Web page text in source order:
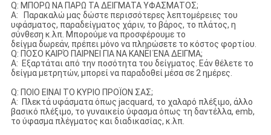
Q: ΜΠΟΡΩ ΝΑ ΠΑΡΩ ΤΑ ΔΕΙΓΜΑΤΑ ΥΦΑΣΜΑΤΟΣ;
Α: Παρακαλώ μας δώστε περισσότερες λεπτομέρειες του
υφάσματος, παραδείγματος χάριν, το βάρος, το πλάτος, η
σύνθεση κ.λπ. Μπορούμε να προσφέρουμε το
δείγμα δωρεάν, πρέπει μόνο να πληρώσετε το κόστος φορτίου.
Q: ΠΟΣΟ ΚΑΙΡΌ ΠΑΙΡΝΕΙ ΓΙΑ ΝΑ ΚΑΝΕΙ ΈΝΑ ΔΕΙΓΜΑ;
Α: Εξαρτάται από την ποσότητα του δείγματος. Εάν θέλετε το
δείγμα μετρητών, μπορεί να παραδοθεί μέσα σε 2 ημέρες.
Q: ΠΟΙΟ ΕΙΝΑΙ ΤΟ ΚΥΡΙΟ ΠΡΟΪΟΝ ΣΑΣ;
Α: Πλεκτά υφάσματα όπως jacquard, το χαλαρό πλέξιμο, άλλο
βασικό πλέξιμο, το γυναικείο ύφασμα όπως τη δαντέλλα, emb,
το ύφασμα πλέγματος και διαδικασίας, κ.λπ.